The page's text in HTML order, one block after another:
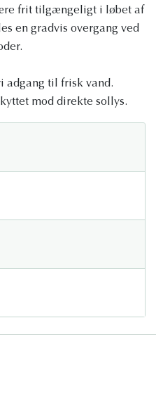
frit tilgængeligt i løbet af
en gradvis overgang ved
adgang til frisk vand.
mod direkte sollys.